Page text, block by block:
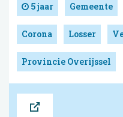
5 jaar Gemeente
Corona Losser
Provincie Overijssel